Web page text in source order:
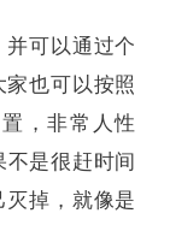
并可以通过个
也可以按照
，非常人性
不是很赶时间
掉，就像是